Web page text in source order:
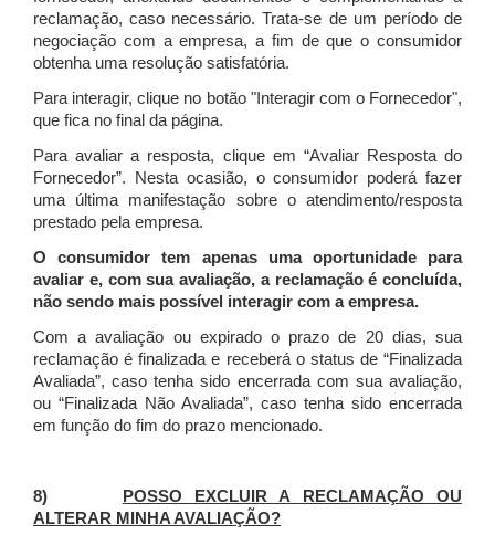
reclamação, caso necessário.Trata-se de um período de
negociação com a empresa, a fim de que o consumidor
obtenha uma resolução satisfatória.
Para interagir, clique no botão "Interagir com o Fornecedor",
que fica no final da página.
Para avaliar a resposta, clique em “Avaliar Resposta do
Fornecedor”. Nesta ocasião, o consumidor poderá fazer
uma última manifestação sobre o atendimento/resposta
prestado pela empresa.
O consumidor tem apenas uma oportunidade para
avaliar e, com sua avaliação, a reclamação é concluída,
não sendo mais possível interagir com a empresa.
Com a avaliação ou expirado o prazo de 20 dias, sua
reclamação é finalizada e receberá o status de “Finalizada
Avaliada”, caso tenha sido encerrada com sua avaliação,
ou “Finalizada Não Avaliada”, caso tenha sido encerrada
em função do fim do prazo mencionado.
8)
POSSO EXCLUIR A RECLAMAÇÃO OU
ALTERAR MINHA AVALIAÇÃO?